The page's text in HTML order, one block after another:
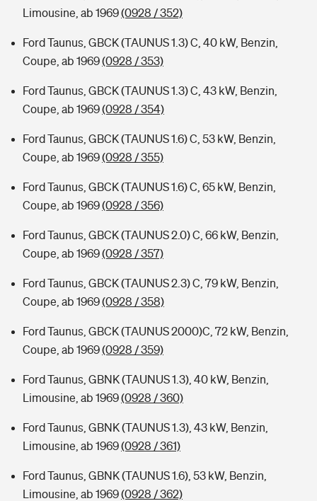
Limousine, ab 1969(0928 / 352)
Ford Taunus, GBCK (TAUNUS 1.3) C, 40 kW, Benzin,
Coupe, ab 1969(0928 / 353)
Ford Taunus, GBCK (TAUNUS 1.3) C, 43 kW, Benzin,
Coupe, ab 1969(0928 / 354)
Ford Taunus, GBCK (TAUNUS 1.6) C, 53 kW, Benzin,
Coupe, ab 1969(0928 / 355)
Ford Taunus, GBCK (TAUNUS 1.6) C, 65 kW, Benzin,
Coupe, ab 1969(0928 / 356)
Ford Taunus, GBCK (TAUNUS 2.0) C, 66 kW, Benzin,
Coupe, ab 1969(0928 / 357)
Ford Taunus, GBCK (TAUNUS 2.3) C, 79 kW, Benzin,
Coupe, ab 1969(0928 / 358)
Ford Taunus, GBCK (TAUNUS 2000)C, 72 kW, Benzin,
Coupe, ab 1969(0928 / 359)
Ford Taunus, GBNK (TAUNUS 1.3), 40 kW, Benzin,
Limousine, ab 1969(0928 / 360)
Ford Taunus, GBNK (TAUNUS 1.3), 43 kW, Benzin,
Limousine, ab 1969(0928 / 361)
Ford Taunus, GBNK (TAUNUS 1.6), 53 kW, Benzin,
Limousine, ab 1969(0928 / 362)